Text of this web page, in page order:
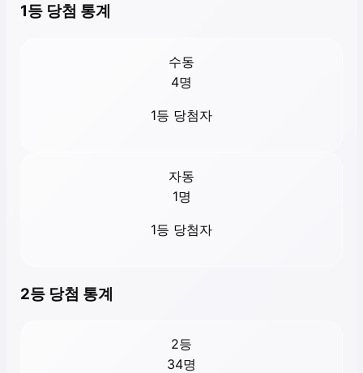
1등 당첨 통계
수동
4명
1등 당첨자
자동
1명
1등 당첨자
2등 당첨 통계
2등
34명